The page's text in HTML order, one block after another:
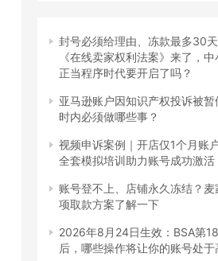
封号必须给理由、冻款最多30
《在线卖家权利法案》来了，
正当程序时代要开启了吗？
亚马逊账户因知识产权投诉被
时内必须做哪些事？
视频申诉案例｜开店仅1个月账
全套模拟培训助力账号成功激活
账号登不上、店铺永久冻结？
项取款方案了解一下
2026年8月24日生效：BSA第
后，哪些操作将让你的账号处于